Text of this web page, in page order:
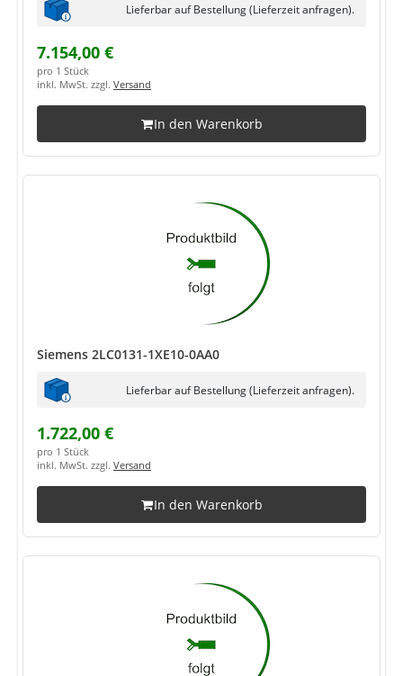
Lieferbar auf Bestellung (Lieferzeit anfragen).
7.154,00 €
pro 1 Stück
inkl. MwSt. zzgl. Versand
In den Warenkorb
Siemens 2LC0131-1XE10-0AA0
Lieferbar auf Bestellung (Lieferzeit anfragen).
1.722,00 €
pro 1 Stück
inkl. MwSt. zzgl. Versand
In den Warenkorb